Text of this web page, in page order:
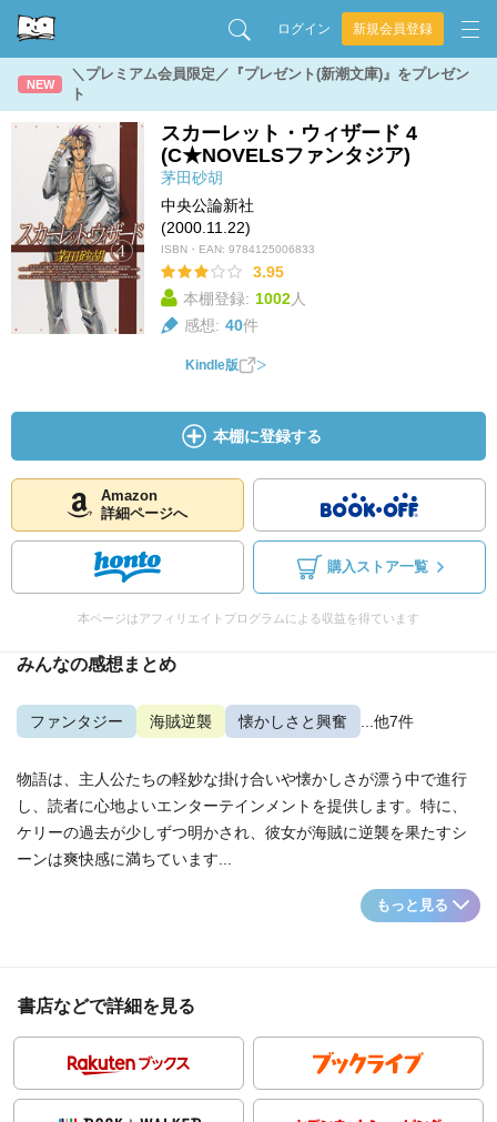
ログイン 新規会員登録
NEW
＼プレミアム会員限定／『プレゼント(新潮文庫)』をプレゼン
ト
スカーレット・ウィザード 4
(C★NOVELSファンタジア)
茅田砂胡
中央公論新社
(2000.11.22)
ISBN・EAN: 9784125006833
3.95
本棚登録: 1002人
感想: 40件
Kindle版
本棚に登録する
Amazon
詳細ページへ
購入ストア一覧
本ページはアフィリエイトプログラムによる収益を得ています
みんなの感想まとめ
ファンタジー 海賊逆襲 懐かしさと興奮 ...他7件
物語は、主人公たちの軽妙な掛け合いや懐かしさが漂う中で進行
し、読者に心地よいエンターテインメントを提供します。特に、
ケリーの過去が少しずつ明かされ、彼女が海賊に逆襲を果たすシ
ーンは爽快感に満ちています...
もっと見る
書店などで詳細を見る